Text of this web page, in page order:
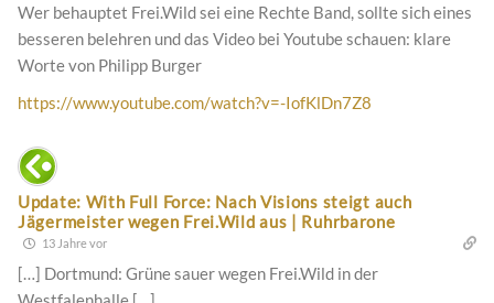
Wer behauptet Frei.Wild sei eine Rechte Band, sollte sich eines
besseren belehren und das Video bei Youtube schauen: klare
Worte von Philipp Burger
https://www.youtube.com/watch?v=-IofKlDn7Z8
Update: With Full Force: Nach Visions steigt auch
Jägermeister wegen Frei.Wild aus | Ruhrbarone
13 Jahre vor
[…] Dortmund: Grüne sauer wegen Frei.Wild in der